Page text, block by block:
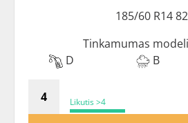
185/60 R14
Tinkamumas
D
B
Likutis >4